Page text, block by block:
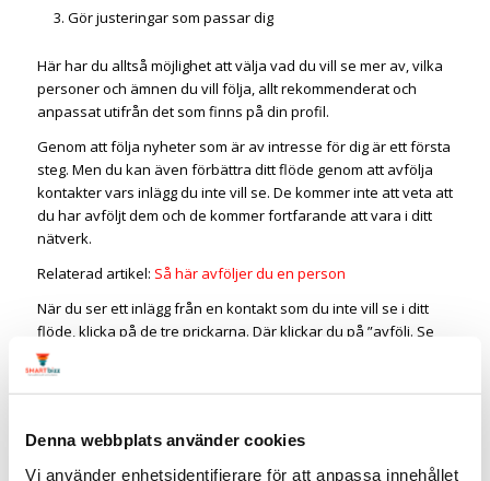
Denna webbplats använder cookies
Vi använder enhetsidentifierare för att anpassa innehållet
Gör justeringar som passar dig
Här har du alltså möjlighet att välja vad du vill se mer av, vilka
personer och ämnen du vill följa, allt rekommenderat och
anpassat utifrån det som finns på din profil.
Genom att följa nyheter som är av intresse för dig är ett första
steg. Men du kan även förbättra ditt flöde genom att avfölja
kontakter vars inlägg du inte vill se. De kommer inte att veta att
du har avföljt dem och de kommer fortfarande att vara i ditt
nätverk.
Relaterad artikel: Så här avföljer du en person
När du ser ett inlägg från en kontakt som du inte vill se i ditt
flöde, klicka på de tre prickarna. Där klickar du på ”avfölj. Se
bara till att det är rätt person så du inte avföljer en person
som har kommenterat ett inlägg.
Dina olika aktiviteter sänder signaler och bestämmer vad du